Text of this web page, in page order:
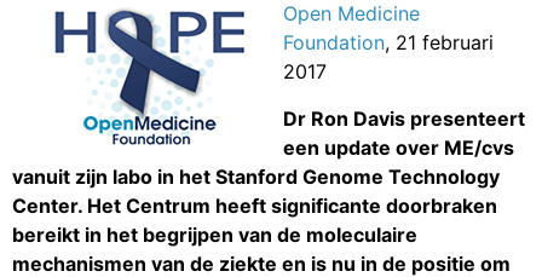
Open Medicine
Foundation, 21 februari
2017
Dr Ron Davis presenteert
een update over ME/cvs
vanuit zijn labo in het Stanford Genome Technology
Center. Het Centrum heeft significante doorbraken
bereikt in het begrijpen van de moleculaire
mechanismen van de ziekte en is nu in de positie om